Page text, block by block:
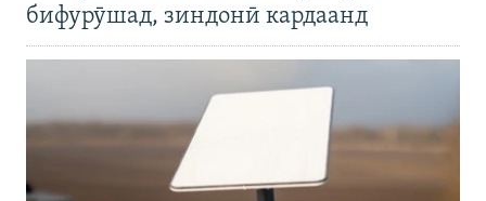
бифурӯшад, зиндонӣ кардаанд